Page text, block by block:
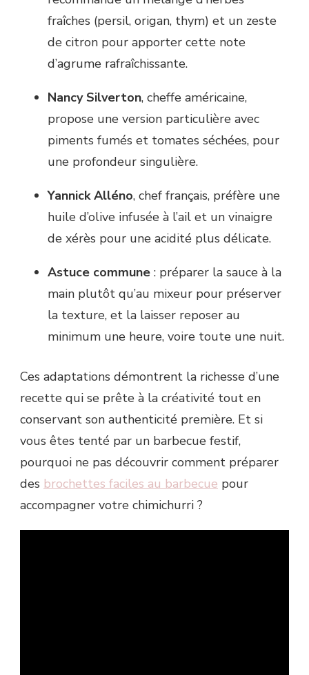
fraîches (persil, origan, thym) et un zeste
de citron pour apporter cette note
d’agrume rafraîchissante.
Nancy Silverton, cheffe américaine,
propose une version particulière avec
piments fumés et tomates séchées, pour
une profondeur singulière.
Yannick Alléno, chef français, préfère une
huile d’olive infusée à l’ail et un vinaigre
de xérès pour une acidité plus délicate.
Astuce commune : préparer la sauce à la
main plutôt qu’au mixeur pour préserver
la texture, et la laisser reposer au
minimum une heure, voire toute une nuit.
Ces adaptations démontrent la richesse d’une
recette qui se prête à la créativité tout en
conservant son authenticité première. Et si
vous êtes tenté par un barbecue festif,
pourquoi ne pas découvrir comment préparer
des brochettes faciles au barbecue pour
accompagner votre chimichurri ?